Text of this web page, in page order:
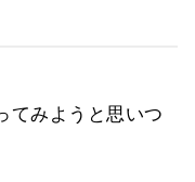
てみようと思いつ